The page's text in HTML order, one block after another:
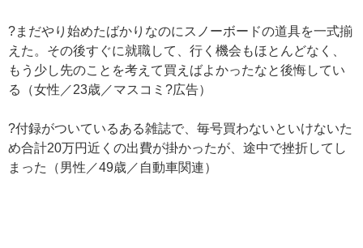
?まだやり始めたばかりなのにスノーボードの道具を一式揃
えた。その後すぐに就職して、行く機会もほとんどなく、
もう少し先のことを考えて買えばよかったなと後悔してい
る（女性／23歳／マスコミ?広告）
?付録がついているある雑誌で、毎号買わないといけないた
め合計20万円近くの出費が掛かったが、途中で挫折してし
まった（男性／49歳／自動車関連）